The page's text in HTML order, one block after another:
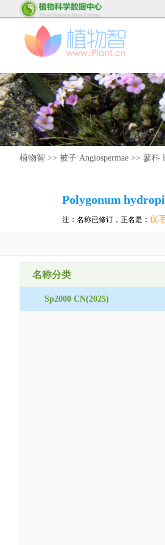
植物智 >> 被子 Angiospermae >> 蓼科
Polygonum
注：名称已修订，正名是： 伏
名称分类
Sp2000 CN(2025)